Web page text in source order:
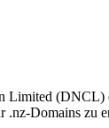
(DNCL)
Domains zu